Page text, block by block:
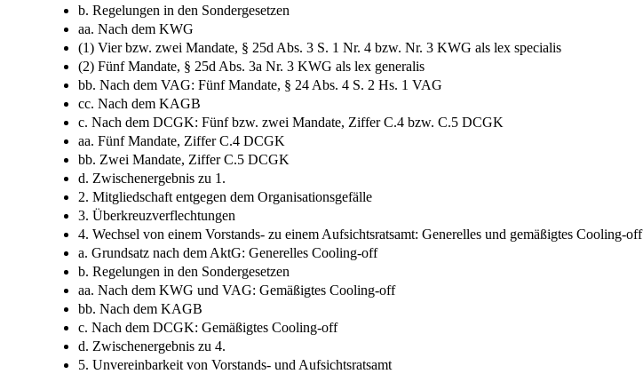
b. Regelungen in den Sondergesetzen
aa. Nach dem KWG
(1) Vier bzw. zwei Mandate, § 25d Abs. 3 S. 1 Nr. 4 bzw. Nr. 3 KWG als lex specialis
(2) Fünf Mandate, § 25d Abs. 3a Nr. 3 KWG als lex generalis
bb. Nach dem VAG: Fünf Mandate, § 24 Abs. 4 S. 2 Hs. 1 VAG
cc. Nach dem KAGB
c. Nach dem DCGK: Fünf bzw. zwei Mandate, Ziffer C.4 bzw. C.5 DCGK
aa. Fünf Mandate, Ziffer C.4 DCGK
bb. Zwei Mandate, Ziffer C.5 DCGK
d. Zwischenergebnis zu 1.
2. Mitgliedschaft entgegen dem Organisationsgefälle
3. Überkreuzverflechtungen
4. Wechsel von einem Vorstands-​ zu einem Aufsichtsratsamt: Generelles und gemäßigtes Cooling-​off
a. Grundsatz nach dem AktG: Generelles Cooling-​off
b. Regelungen in den Sondergesetzen
aa. Nach dem KWG und VAG: Gemäßigtes Cooling-​off
bb. Nach dem KAGB
c. Nach dem DCGK: Gemäßigtes Cooling-​off
d. Zwischenergebnis zu 4.
5. Unvereinbarkeit von Vorstands-​ und Aufsichtsratsamt